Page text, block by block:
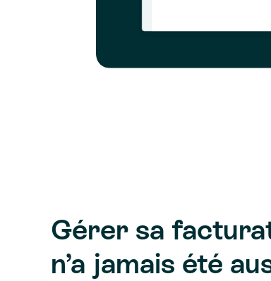
Gérer sa
n’a jamais été